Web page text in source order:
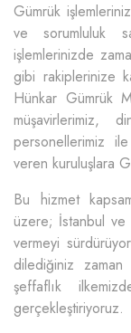
Gümrük
ve sorumluluk
işlemlerinizde
gibi rakiplerinize
Hünkar Gümrük
müşavirlerimiz,
personellerimiz
veren kuruluşlara
Bu hizmet
üzere; İstanbul ve
vermeyi
dilediğiniz
şeffaflık
gerçekleştiriyoruz.